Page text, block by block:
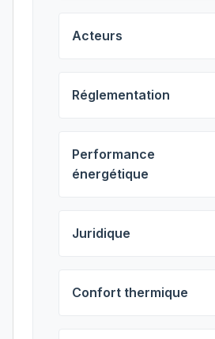
Acteurs
Réglementation
Performance
énergétique
Juridique
Confort thermique